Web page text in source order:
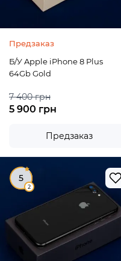
Предзаказ
Б/У Apple iPhone 8 Plus
64Gb Gold
7 400 грн
5 900 грн
Предзаказ
5
2